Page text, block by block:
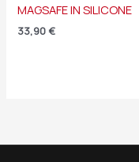
MAGSAFE IN SILICONE
33,90 €